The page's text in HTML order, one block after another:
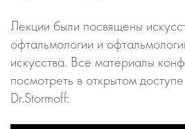
Лекции были посвящены
офтальмологии и
искусства. Все материалы
посмотреть в открытом
Dr.Stormoff: